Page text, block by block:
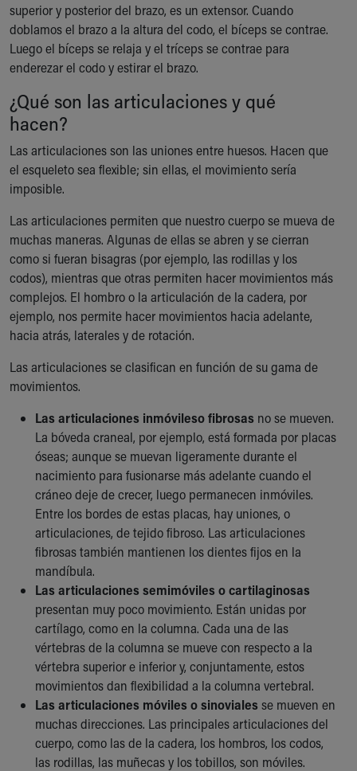
superior y posterior del brazo, es un extensor. Cuando
doblamos el brazo a la altura del codo, el bíceps se contrae.
Luego el bíceps se relaja y el tríceps se contrae para
enderezar el codo y estirar el brazo.
¿Qué son las articulaciones y qué
hacen?
Las articulaciones son las uniones entre huesos. Hacen que
el esqueleto sea flexible; sin ellas, el movimiento sería
imposible.
Las articulaciones permiten que nuestro cuerpo se mueva de
muchas maneras. Algunas de ellas se abren y se cierran
como si fueran bisagras (por ejemplo, las rodillas y los
codos), mientras que otras permiten hacer movimientos más
complejos. El hombro o la articulación de la cadera, por
ejemplo, nos permite hacer movimientos hacia adelante,
hacia atrás, laterales y de rotación.
Las articulaciones se clasifican en función de su gama de
movimientos.
Las articulaciones inmóvileso fibrosas no se mueven.
La bóveda craneal, por ejemplo, está formada por placas
óseas; aunque se muevan ligeramente durante el
nacimiento para fusionarse más adelante cuando el
cráneo deje de crecer, luego permanecen inmóviles.
Entre los bordes de estas placas, hay uniones, o
articulaciones, de tejido fibroso. Las articulaciones
fibrosas también mantienen los dientes fijos en la
mandíbula.
Las articulaciones semimóviles o cartilaginosas
presentan muy poco movimiento. Están unidas por
cartílago, como en la columna. Cada una de las
vértebras de la columna se mueve con respecto a la
vértebra superior e inferior y, conjuntamente, estos
movimientos dan flexibilidad a la columna vertebral.
Las articulaciones móviles o sinoviales se mueven en
muchas direcciones. Las principales articulaciones del
cuerpo, como las de la cadera, los hombros, los codos,
las rodillas, las muñecas y los tobillos, son móviles.